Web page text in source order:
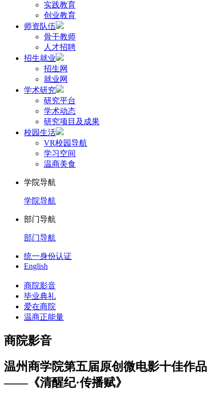
实践教育
创业教育
师资队伍
骨干教师
人才招聘
招生就业
招生网
就业网
学术研究
研究平台
学术动态
研究项目及成果
校园生活
VR校园导航
学习空间
温商美食
学院导航
学院导航
部门导航
部门导航
统一身份认证
English
商院影音
毕业典礼
爱在商院
温商正能量
商院影音
温州商学院第五届原创微电影十佳作品
——《清醒纪·传播赋》